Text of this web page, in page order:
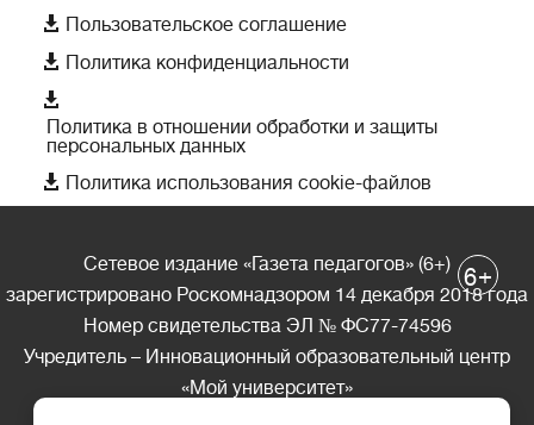
 Пользовательское соглашение
 Политика конфиденциальности

Политика в отношении обработки и защиты
персональных данных
 Политика использования cookie-файлов
Сетевое издание «Газета педагогов» (6+)
зарегистрировано Роскомнадзором 14 декабря 2018 года
Номер свидетельства ЭЛ № ФС77-74596
Учредитель – Инновационный образовательный центр
«Мой университет»
6+